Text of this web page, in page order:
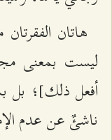
هاتان
ليست بمعنى
أفعل ذلك]؛ بل
ناشئٌ عن عدم